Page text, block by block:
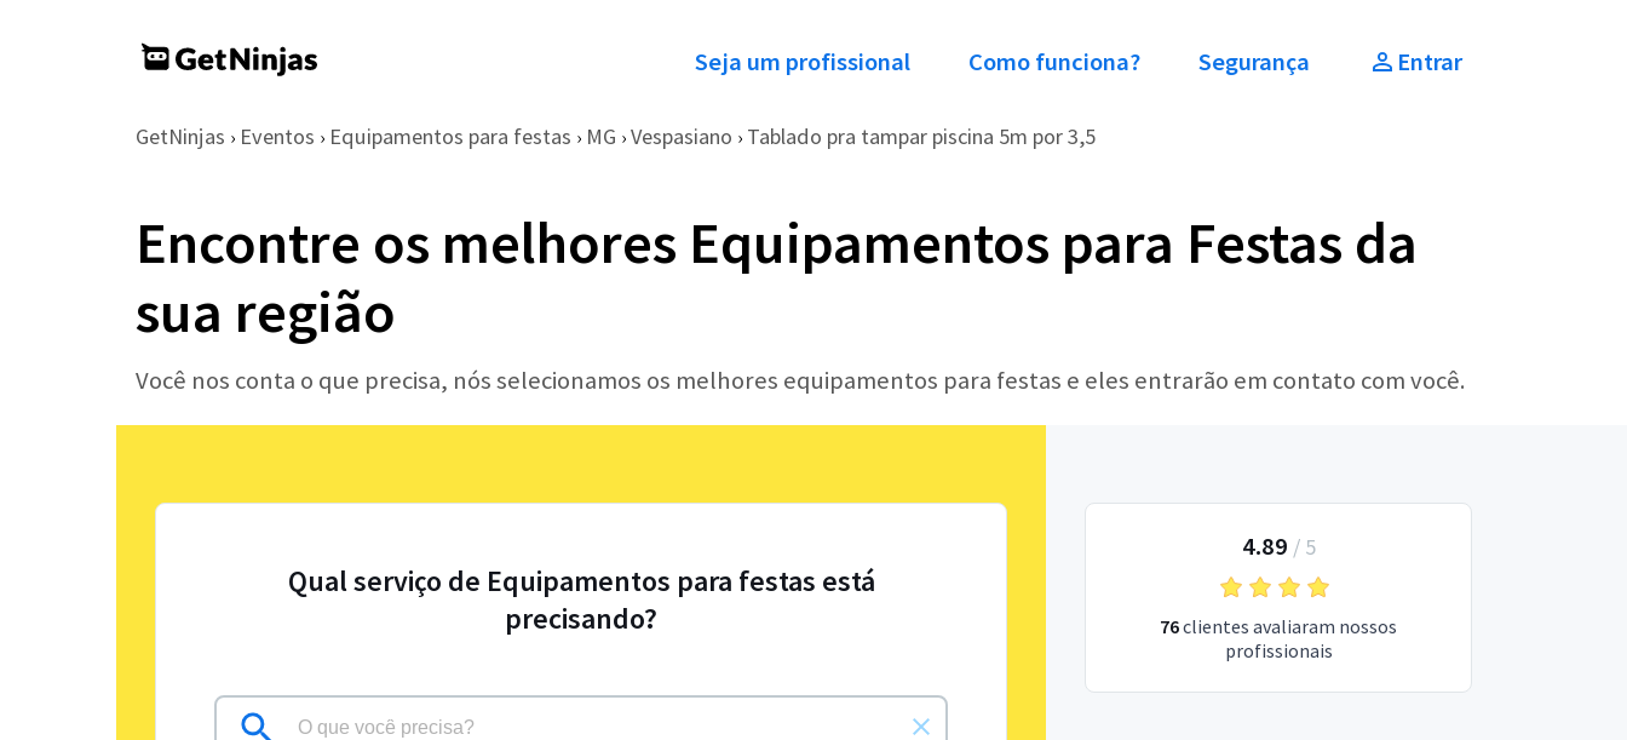
Seja um profissional Como funciona? Segurança Entrar
GetNinjas › Eventos › Equipamentos para festas › MG › Vespasiano › Tablado pra tampar piscina 5m por 3,5
Encontre os melhores Equipamentos para Festas da
sua região
Você nos conta o que precisa, nós selecionamos os melhores equipamentos para festas e eles entrarão em contato com você.
Qual serviço de Equipamentos para festas está
precisando?
4.89 / 5
76clientes avaliaram nossos
profissionais